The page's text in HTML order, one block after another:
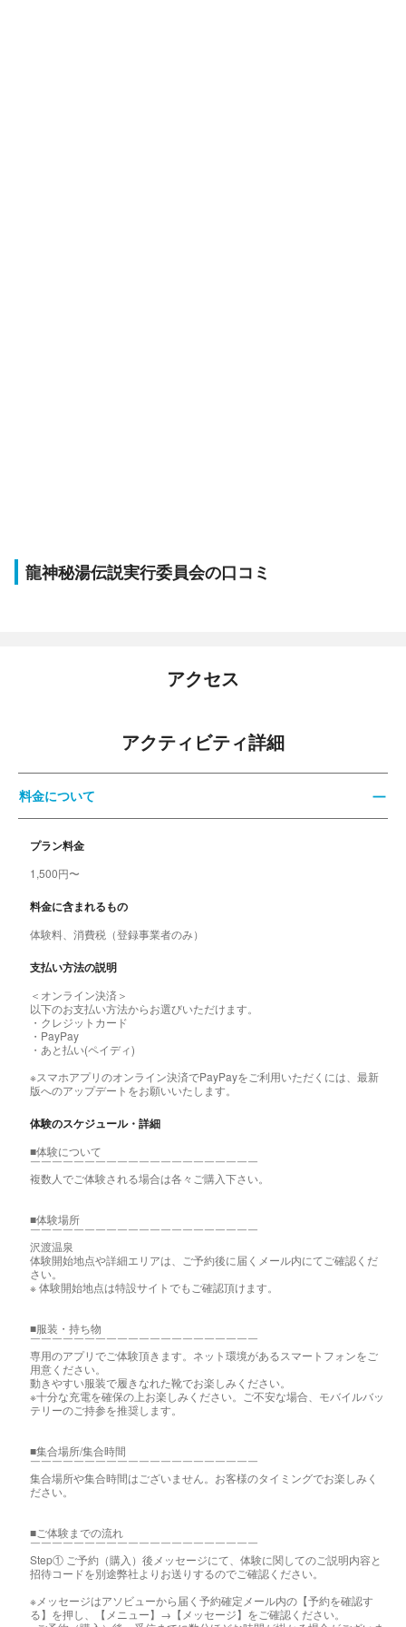
龍神秘湯伝説実行委員会の口コミ
アクセス
アクティビティ詳細
料金について
プラン料金
1,500円〜
料金に含まれるもの
体験料、消費税（登録事業者のみ）
支払い方法の説明
＜オンライン決済＞
以下のお支払い方法からお選びいただけます。
・クレジットカード
・PayPay
・あと払い(ペイディ)
※スマホアプリのオンライン決済でPayPayをご利用いただくには、最新
版へのアップデートをお願いいたします。
体験のスケジュール・詳細
■体験について
￣￣￣￣￣￣￣￣￣￣￣￣￣￣￣￣￣￣￣￣￣
複数人でご体験される場合は各々ご購入下さい。
■体験場所
￣￣￣￣￣￣￣￣￣￣￣￣￣￣￣￣￣￣￣￣￣
沢渡温泉
体験開始地点や詳細エリアは、ご予約後に届くメール内にてご確認くだ
さい。
※ 体験開始地点は特設サイトでもご確認頂けます。
■服装・持ち物
￣￣￣￣￣￣￣￣￣￣￣￣￣￣￣￣￣￣￣￣￣
専用のアプリでご体験頂きます。ネット環境があるスマートフォンをご
用意ください。
動きやすい服装で履きなれた靴でお楽しみください。
※十分な充電を確保の上お楽しみください。ご不安な場合、モバイルバッ
テリーのご持参を推奨します。
■集合場所/集合時間
￣￣￣￣￣￣￣￣￣￣￣￣￣￣￣￣￣￣￣￣￣
集合場所や集合時間はございません。お客様のタイミングでお楽しみく
ださい。
■ご体験までの流れ
￣￣￣￣￣￣￣￣￣￣￣￣￣￣￣￣￣￣￣￣￣
Step① ご予約（購入）後メッセージにて、体験に関してのご説明内容と
招待コードを別途弊社よりお送りするのでご確認ください。
※メッセージはアソビューから届く予約確定メール内の【予約を確認す
る】を押し、【メニュー】→【メッセージ】をご確認ください。